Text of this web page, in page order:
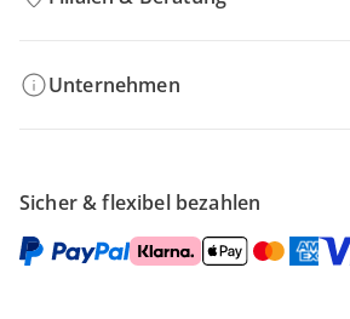
Unternehmen
Sicher & flexibel bezahlen